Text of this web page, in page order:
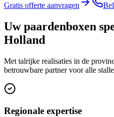
Gratis offerte aanvragen
Uw paardenboxen
Holland
Met talrijke realisaties in de
betrouwbare partner voor alle
Regionale expertise